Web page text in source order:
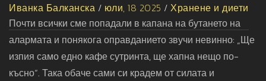
Иванка Балканска / юли, 18 2025 / Хранене и диети
Почти всички сме попадали в капана на бутането на
алармата и понякога оправданието звучи невинно: „Ще
изпия само едно кафе сутринта, ще хапна нещо по-
късно“. Така обаче сами си крадем от силата и